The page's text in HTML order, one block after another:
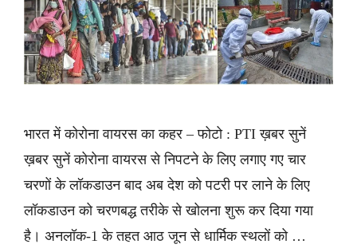
भारत में कोरोना वायरस का कहर – फोटो : PTI ख़बर सुनें
ख़बर सुनें कोरोना वायरस से निपटने के लिए लगाए गए चार
चरणों के लॉकडाउन बाद अब देश को पटरी पर लाने के लिए
लॉकडाउन को चरणबद्ध तरीके से खोलना शुरू कर दिया गया
है। अनलॉक-1 के तहत आठ जून से धार्मिक स्थलों को …